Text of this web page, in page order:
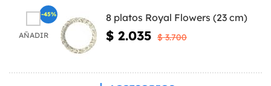
AÑADIR
8 platos Royal Flowers (23 cm)
$ 2.035 $ 3.700
-45%